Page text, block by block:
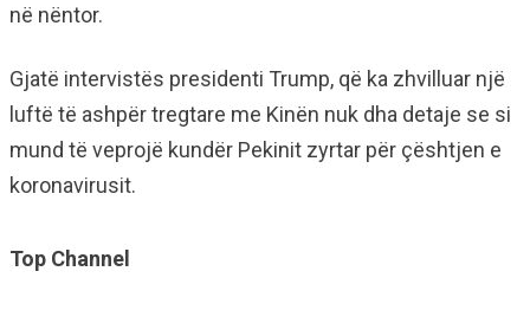
në nëntor.
Gjatë intervistës presidenti Trump, që ka zhvilluar një
luftë të ashpër tregtare me Kinën nuk dha detaje se si
mund të veprojë kundër Pekinit zyrtar për çështjen e
koronavirusit.
Top Channel